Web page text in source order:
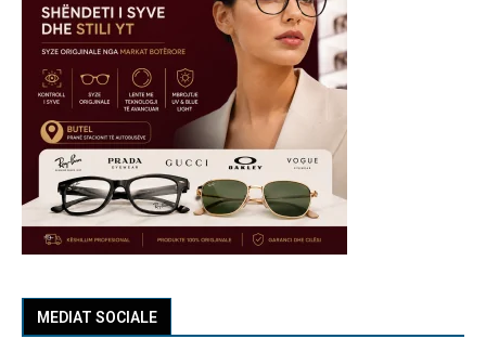
MEDIAT SOCIALE